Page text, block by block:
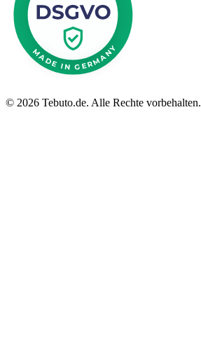
© 2026 Tebuto.de. Alle Rechte vorbehalten.